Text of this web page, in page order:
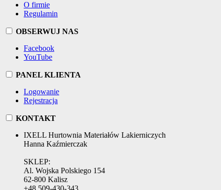
O firmie
Regulamin
OBSERWUJ NAS
Facebook
YouTube
PANEL KLIENTA
Logowanie
Rejestracja
KONTAKT
IXELL Hurtownia Materiałów Lakierniczych
Hanna Kaźmierczak
SKLEP:
Al. Wojska Polskiego 154
62-800 Kalisz